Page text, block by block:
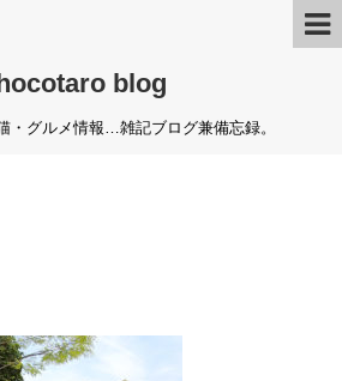
blog
・グルメ情報…雑記ブログ兼備忘録。